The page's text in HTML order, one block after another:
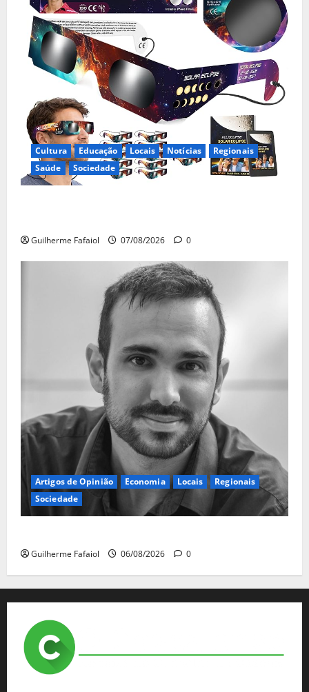
Cultura Educação Locais Notícias
Regionais
Saúde
Sociedade
Guilherme Fafaiol 07/08/2026 0
Artigos de Opinião Economia Locais
Regionais
Sociedade
Guilherme Fafaiol 06/08/2026 0